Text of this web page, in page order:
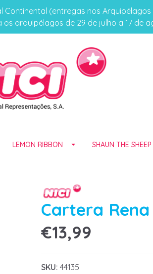
(entregas nos
arquipélagos de 29 de julho a 17 de
LEMON RIBBON SHAUN THE SHEEP
Cartera
€13,99
SKU: 44135